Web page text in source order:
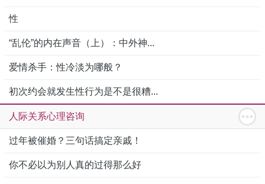
性
“乱伦”的内在声音（上）：中外神...
爱情杀手：性冷淡为哪般？
初次约会就发生性行为是不是很糟...
人际关系心理咨询
过年被催婚？三句话搞定亲戚！
你不必以为别人真的过得那么好